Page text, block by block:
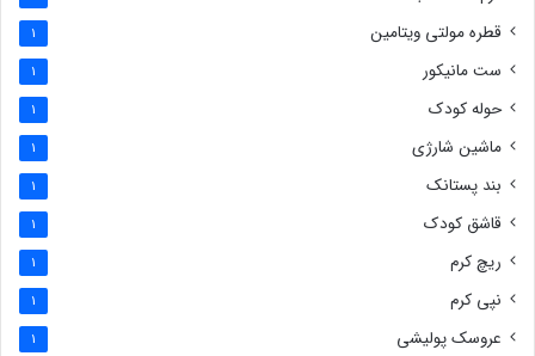
قطره مولتی ویتامین 1
ست مانیکور 1
حوله کودک 1
ماشین شارژی 1
بند پستانک 1
قاشق کودک 1
ریچ کرم 1
نپی کرم 1
عروسک پولیشی 1